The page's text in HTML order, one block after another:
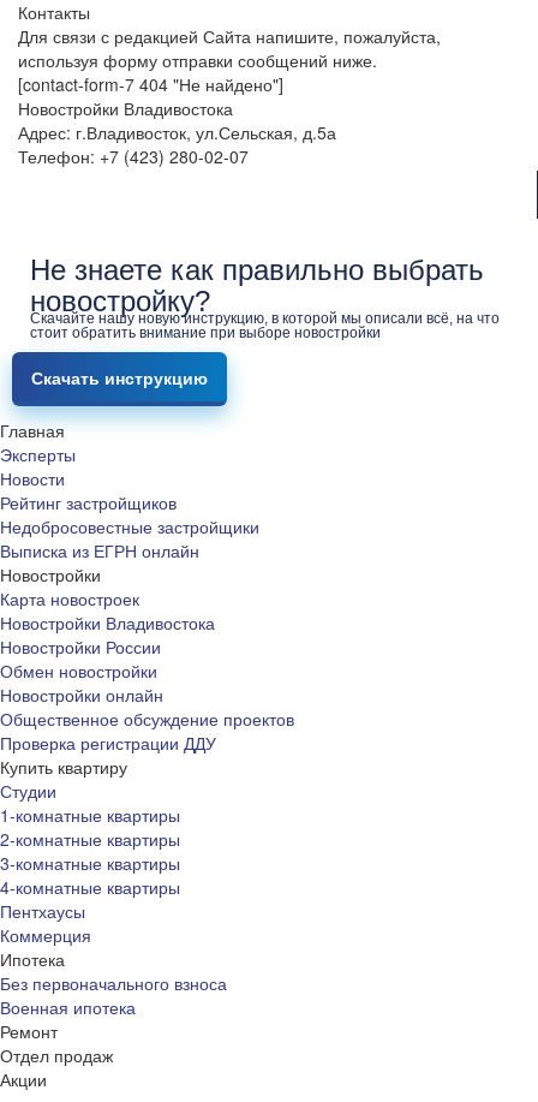
Контакты
Для связи с редакцией Сайта напишите, пожалуйста,
используя форму отправки сообщений ниже.
[contact-form-7 404 "Не найдено"]
Новостройки Владивостока
Адрес: г.Владивосток, ул.Сельская, д.5а
Телефон: +7 (423) 280-02-07
Не знаете как правильно выбрать
новостройку?
Скачайте нашу новую инструкцию, в которой мы описали всё, на что
стоит обратить внимание при выборе новостройки
Скачать инструкцию
Главная
Эксперты
Новости
Рейтинг застройщиков
Недобросовестные застройщики
Выписка из ЕГРН онлайн
Новостройки
Карта новостроек
Новостройки Владивостока
Новостройки России
Обмен новостройки
Новостройки онлайн
Общественное обсуждение проектов
Проверка регистрации ДДУ
Купить квартиру
Студии
1-комнатные квартиры
2-комнатные квартиры
3-комнатные квартиры
4-комнатные квартиры
Пентхаусы
Коммерция
Ипотека
Без первоначального взноса
Военная ипотека
Ремонт
Отдел продаж
Акции